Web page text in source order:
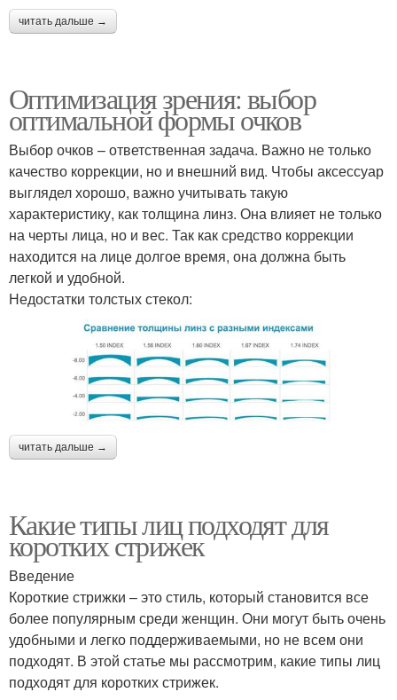
читать дальше →
Оптимизация зрения: выбор
оптимальной формы очков
Выбор очков – ответственная задача. Важно не только
качество коррекции, но и внешний вид. Чтобы аксессуар
выглядел хорошо, важно учитывать такую
характеристику, как толщина линз. Она влияет не только
на черты лица, но и вес. Так как средство коррекции
находится на лице долгое время, она должна быть
легкой и удобной.
Недостатки толстых стекол:
читать дальше →
Какие типы лиц подходят для
коротких стрижек
Введение
Короткие стрижки – это стиль, который становится все
более популярным среди женщин. Они могут быть очень
удобными и легко поддерживаемыми, но не всем они
подходят. В этой статье мы рассмотрим, какие типы лиц
подходят для коротких стрижек.